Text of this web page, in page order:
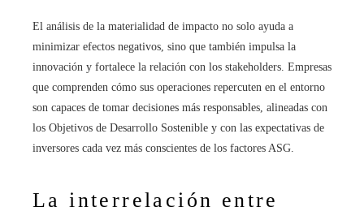
El análisis de la materialidad de impacto no solo ayuda a
minimizar efectos negativos, sino que también impulsa la
innovación y fortalece la relación con los stakeholders. Empresas
que comprenden cómo sus operaciones repercuten en el entorno
son capaces de tomar decisiones más responsables, alineadas con
los Objetivos de Desarrollo Sostenible y con las expectativas de
inversores cada vez más conscientes de los factores ASG.
La interrelación entre